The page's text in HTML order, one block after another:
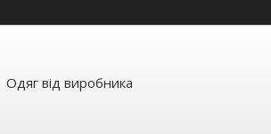
Одяг від виробника